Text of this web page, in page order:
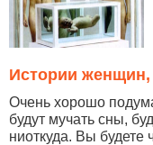
Истории женщин,
Очень хорошо
будут мучать сны,
ниоткуда. Вы будете